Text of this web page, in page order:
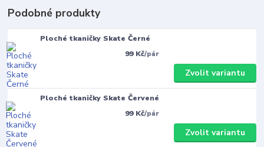
Podobné produkty
Ploché tkaničky Skate Černé
99 Kč/pár
Zvolit variantu
Ploché tkaničky Skate Červené
99 Kč/pár
Zvolit variantu